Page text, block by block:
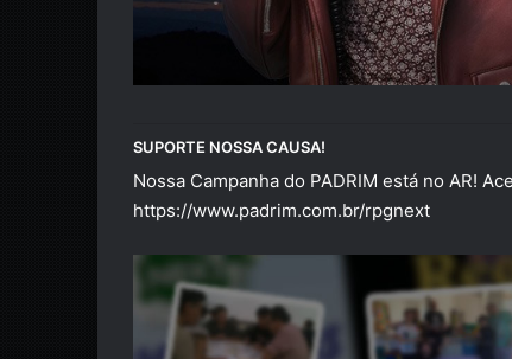
SUPORTE NOSSA CAUSA!
Nossa Campanha do PADRIM está no AR!
https://www.padrim.com.br/rpgnext